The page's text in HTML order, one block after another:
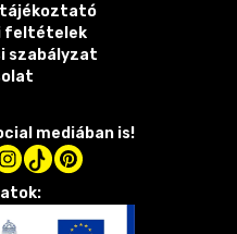
feltételek
szabályzat
mediában is!